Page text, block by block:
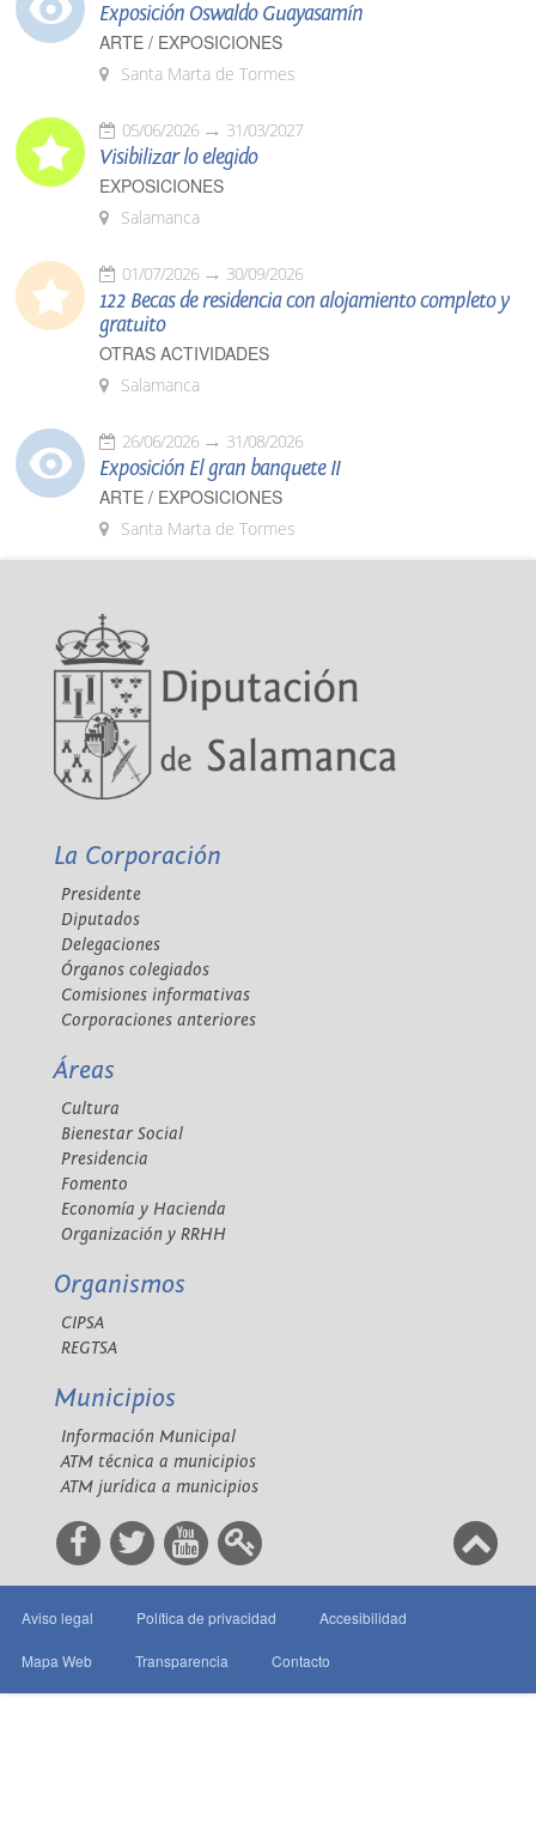
Exposición Oswaldo Guayasamín
ARTE / EXPOSICIONES
Santa Marta de Tormes
05/06/2026 31/03/2027
Visibilizar lo elegido
EXPOSICIONES
Salamanca
01/07/2026 30/09/2026
122 Becas de residencia con alojamiento completo y
gratuito
OTRAS ACTIVIDADES
Salamanca
26/06/2026 31/08/2026
Exposición El gran banquete II
ARTE / EXPOSICIONES
Santa Marta de Tormes
La Corporación
Presidente
Diputados
Delegaciones
Órganos colegiados
Comisiones informativas
Corporaciones anteriores
Áreas
Cultura
Bienestar Social
Presidencia
Fomento
Economía y Hacienda
Organización y RRHH
Organismos
CIPSA
REGTSA
Municipios
Información Municipal
ATM técnica a municipios
ATM jurídica a municipios
Aviso legal Política de privacidad Accesibilidad
Mapa Web Transparencia Contacto